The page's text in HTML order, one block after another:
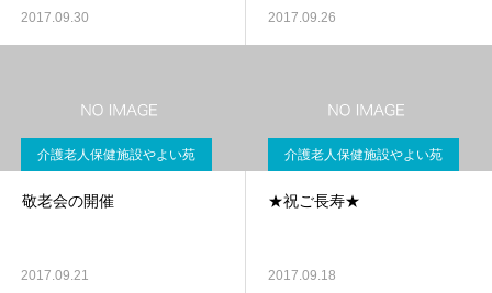
2017.09.30 2017.09.26
介護老人保健施設やよい苑
敬老会の開催
2017.09.21
介護老人保健施設やよい苑
★祝ご長寿★
2017.09.18